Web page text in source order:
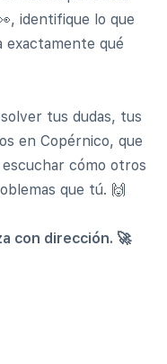
identifique lo que
exactamente qué
tus dudas, tus
en Copérnico, que
cómo otros
que tú. 🙌
con dirección. 🚀